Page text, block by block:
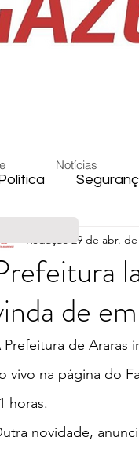
Notícias
Educação
Religião
de Araras
de
29 de abr. de
Prefeitura de Araras
vivo na página do
horas.
novidade,